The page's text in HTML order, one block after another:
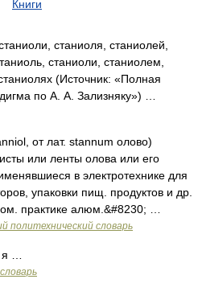
Книги
станиоля, станиолей,
станиоли, станиолем,
(Источник: «Полная
по А. А. Зализняку») …
от лат. stannum олово)
или ленты олова или его
в электротехнике для
упаковки пищ. продуктов и др.
практике алюм.&#8230; …
политехнический словарь
…